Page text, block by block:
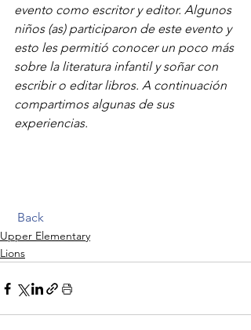
evento como escritor y editor. Algunos
niños (as) participaron de este evento y
esto les permitió conocer un poco más
sobre la literatura infantil y soñar con
escribir o editar libros. A continuación
compartimos algunas de sus
experiencias.
Back
Upper Elementary
Lions